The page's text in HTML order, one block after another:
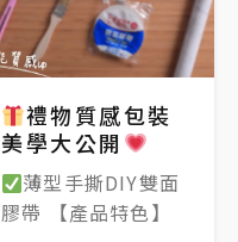
禮物質感包裝
美學大公開
薄型手撕DIY雙面
膠帶 【產品特色】